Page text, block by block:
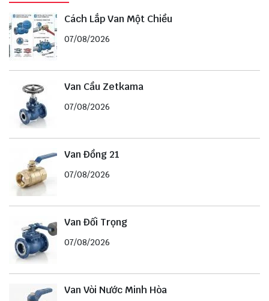
Cách Lắp Van Một Chiều
07/08/2026
Van Cầu Zetkama
07/08/2026
Van Đồng 21
07/08/2026
Van Đối Trọng
07/08/2026
Van Vòi Nước Minh Hòa